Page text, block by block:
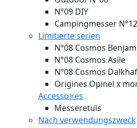
N°09 DIY
Campingmesser N°12
Limitierte serien
N°08 Cosmos
N°08 Cosmos Asile
N°08 Cosmos
Origines Opinel x
Accessoires
Messeretuis
Nach verwendungszweck